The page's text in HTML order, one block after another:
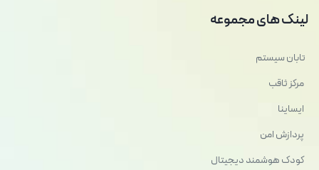
لینک های مجموعه
تابان سیستم
مرکز ثاقب
ایساینا
پردازش امن
کودک هوشمند دیجیتال